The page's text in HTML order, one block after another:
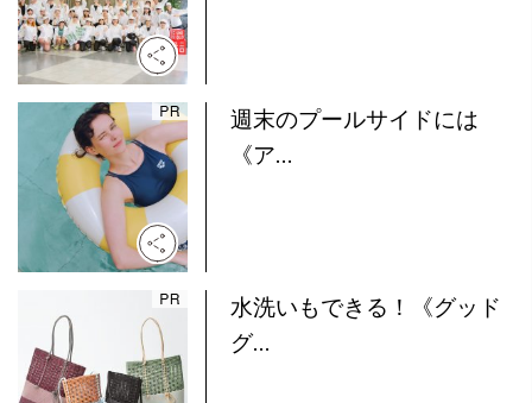
週末のプールサイドには
《ア...
水洗いもできる！《グッド
グ...